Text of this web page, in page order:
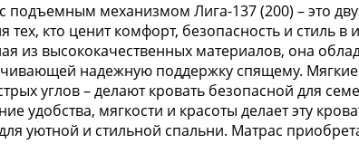
подъемным механизмом Лига-137 (200) – это
тех, кто ценит комфорт, безопасность и стиль в
из высококачественных материалов, она
надежную поддержку спящему.
углов – делают кровать безопасной для
удобства, мягкости и красоты делает эту
уютной и стильной спальни. Матрас